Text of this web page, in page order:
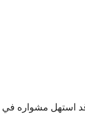
استهل مشواره في